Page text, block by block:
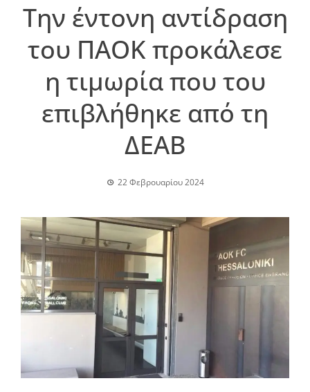
Την έντονη αντίδραση
του ΠΑΟΚ προκάλεσε
η τιμωρία που του
επιβλήθηκε από τη
ΔΕΑΒ
22 Φεβρουαρίου 2024